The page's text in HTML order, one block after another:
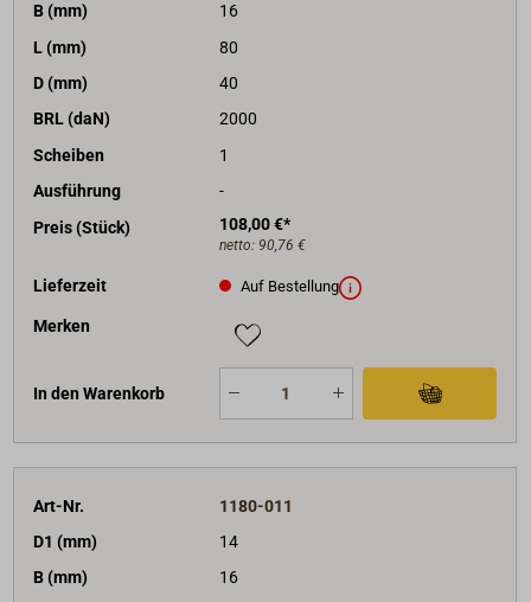
B (mm)
16
L (mm)
80
D (mm)
40
BRL (daN)
2000
Scheiben
1
Ausführung
-
Preis (Stück)
108,00 €*
netto: 90,76 €
Lieferzeit Auf Bestellung
Merken
In den Warenkorb
Art-Nr.
1180-011
D1 (mm)
14
B (mm)
16